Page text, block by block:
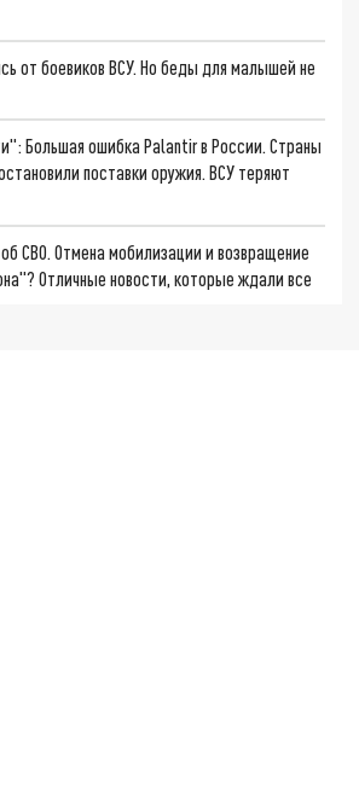
от боевиков ВСУ. Но беды для малышей не
Большая ошибка Palantir в России. Страны
поставки оружия. ВСУ теряют
СВО. Отмена мобилизации и возвращение
Отличные новости, которые ждали все